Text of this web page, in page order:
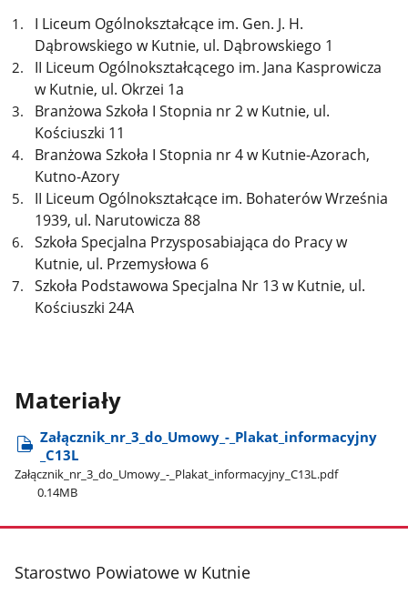
I Liceum Ogólnokształcące im. Gen. J. H.
Dąbrowskiego w Kutnie, ul. Dąbrowskiego 1
II Liceum Ogólnokształcącego im. Jana Kasprowicza
w Kutnie, ul. Okrzei 1a
Branżowa Szkoła I Stopnia nr 2 w Kutnie, ul.
Kościuszki 11
Branżowa Szkoła I Stopnia nr 4 w Kutnie-Azorach,
Kutno-Azory
II Liceum Ogólnokształcące im. Bohaterów Września
1939, ul. Narutowicza 88
Szkoła Specjalna Przysposabiająca do Pracy w
Kutnie, ul. Przemysłowa 6
Szkoła Podstawowa Specjalna Nr 13 w Kutnie, ul.
Kościuszki 24A
Materiały
Załącznik​_nr​_3​_do​_Umowy​_-​_Plakat​_informacyjny​
_C13L
Załącznik​_nr​_3​_do​_Umowy​_-​_Plakat​_informacyjny​_C13L.pdf
0.14MB
stopka
Starostwo Powiatowe w Kutnie